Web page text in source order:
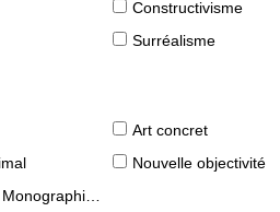
Constructivisme
Surréalisme
Art concret
Nouvelle objectivité
d'artistes